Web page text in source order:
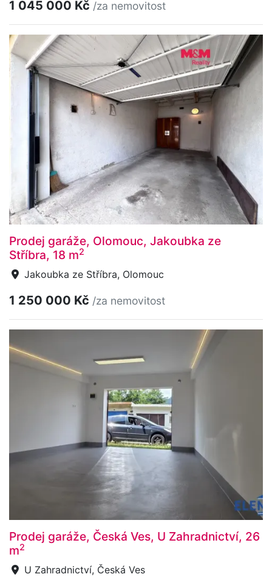
1 045 000 Kč /za nemovitost
Prodej garáže, Olomouc, Jakoubka ze
Stříbra, 18 m2
Jakoubka ze Stříbra, Olomouc
1 250 000 Kč /za nemovitost
Prodej garáže, Česká Ves, U Zahradnictví, 26
m2
U Zahradnictví, Česká Ves